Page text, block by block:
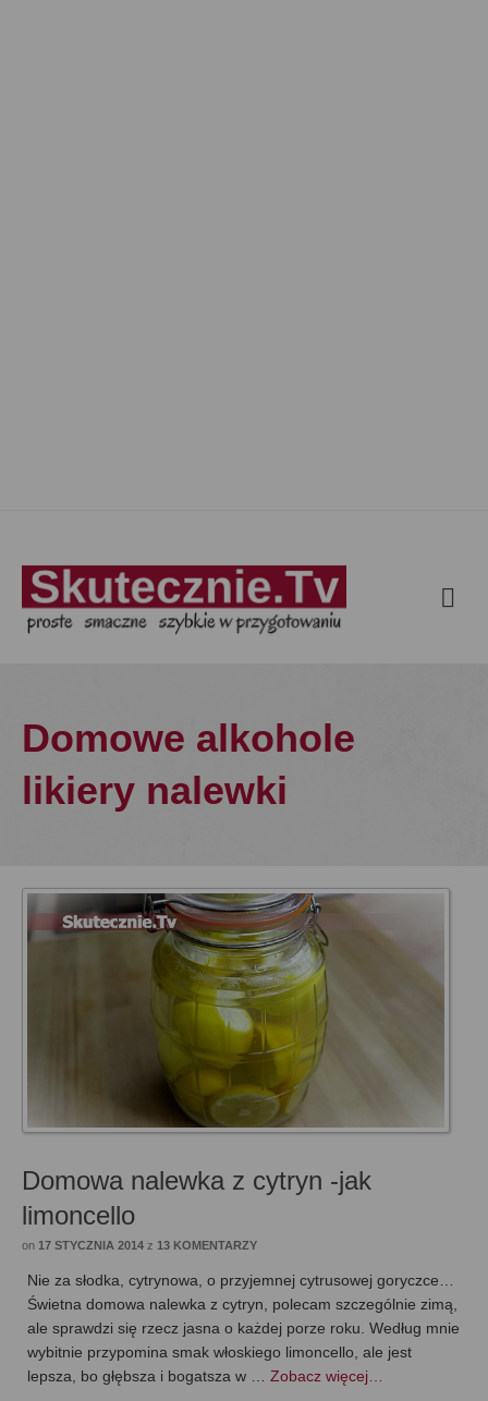
Domowe alkohole
likiery nalewki
Domowa nalewka z cytryn -jak
limoncello
on 17 STYCZNIA 2014 z 13 KOMENTARZY
Nie za słodka, cytrynowa, o przyjemnej cytrusowej goryczce…
Świetna domowa nalewka z cytryn, polecam szczególnie zimą,
ale sprawdzi się rzecz jasna o każdej porze roku. Według mnie
wybitnie przypomina smak włoskiego limoncello, ale jest
lepsza, bo głębsza i bogatsza w … Zobacz więcej…